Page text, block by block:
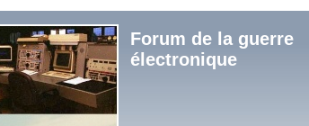
Forum de la guerre
électronique